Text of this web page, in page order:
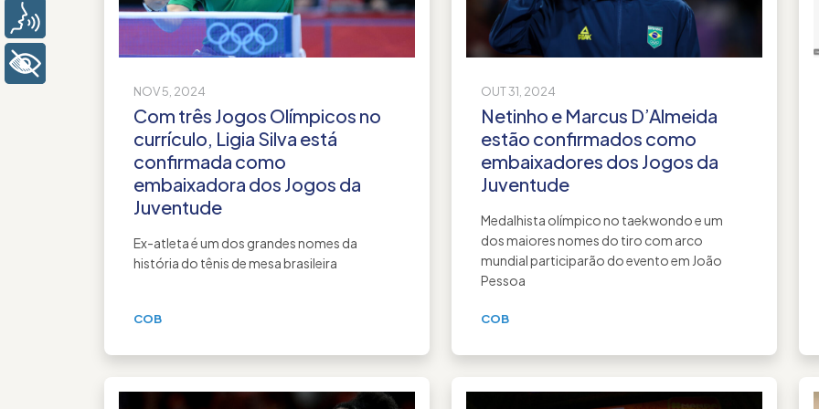
NOV 5, 2024
Com três Jogos Olímpicos no
currículo, Ligia Silva está
confirmada como
embaixadora dos Jogos da
Juventude
Ex-atleta é um dos grandes nomes da
história do tênis de mesa brasileira
COB
OUT 31, 2024
Netinho e Marcus D’Almeida
estão confirmados como
embaixadores dos Jogos da
Juventude
Medalhista olímpico no taekwondo e um
dos maiores nomes do tiro com arco
mundial participarão do evento em João
Pessoa
COB
+ Acessibilidade